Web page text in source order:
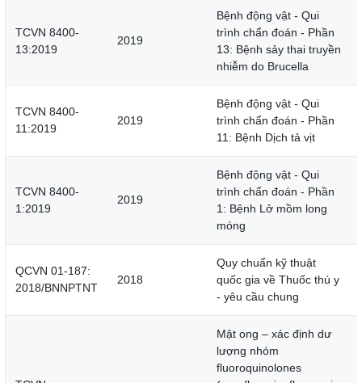
TCVN 8400-
13:2019
2019
Bệnh động vật - Qui
trình chẩn đoán - Phần
13: Bệnh sảy thai truyền
nhiễm do Brucella
TCVN 8400-
11:2019
2019
Bệnh động vật - Qui
trình chẩn đoán - Phần
11: Bệnh Dịch tả vịt
TCVN 8400-
1:2019
2019
Bệnh động vật - Qui
trình chẩn đoán - Phần
1: Bệnh Lở mồm long
móng
QCVN 01-187:
2018/BNNPTNT
2018
Quy chuẩn kỹ thuật
quốc gia về Thuốc thú y
- yêu cầu chung
Mật ong – xác định dư
lượng nhóm
fluoroquinolones